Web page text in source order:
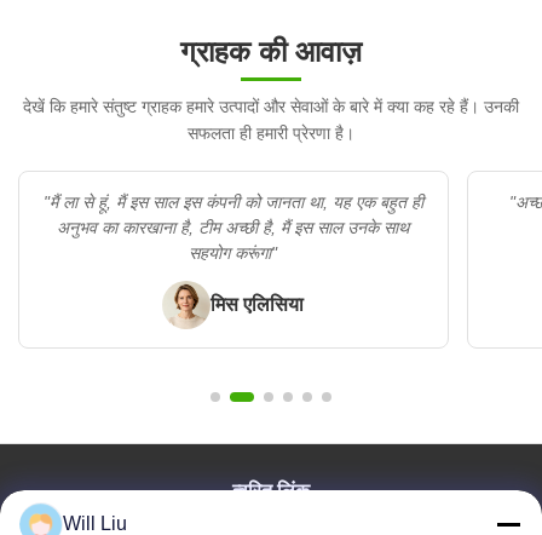
ग्राहक की आवाज़
देखें कि हमारे संतुष्ट ग्राहक हमारे उत्पादों और सेवाओं के बारे में क्या कह रहे हैं। उनकी
सफलता ही हमारी प्रेरणा है।
"मैं ला से हूं, मैं इस साल इस कंपनी को जानता था, यह एक बहुत ही
अनुभव का कारखाना है, टीम अच्छी है, मैं इस साल उनके साथ
सहयोग करूंगा"
मिस एलिसिया
"अच्छा
त्वरित लिंक
Will Liu